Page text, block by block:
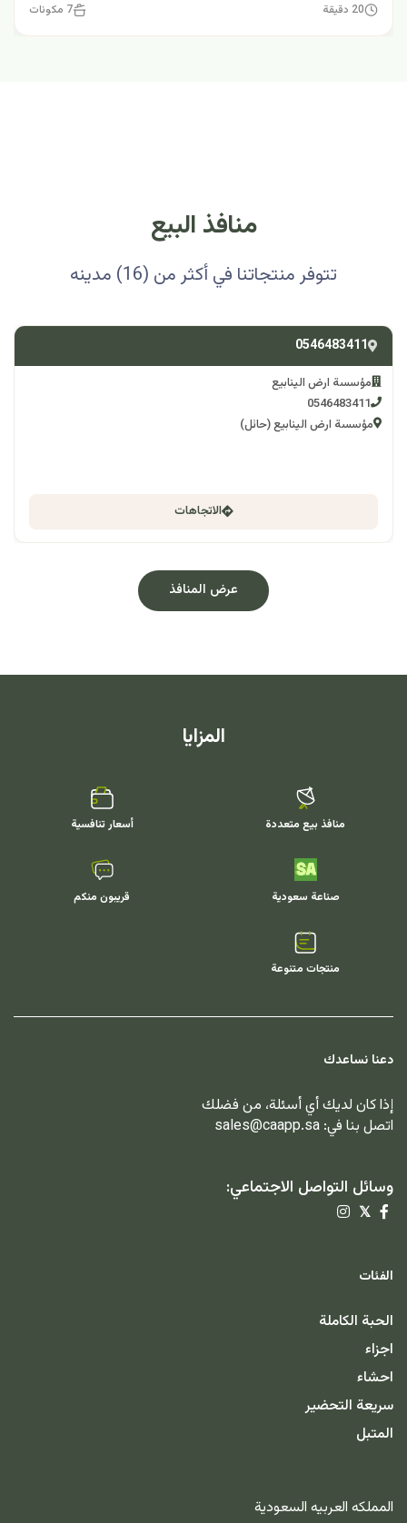
20 دقيقة 7 مكونات
منافذ البيع
تتوفر منتجاتنا في أكثر من (16) مدينه
0546483411
مؤسسة ارض الينابيع
0546483411
مؤسسة ارض الينابيع (حائل)
الاتجاهات
عرض المنافذ
المزايا
منافذ بيع متعددة أسعار تنافسية
صناعة سعودية قريبون منكم
منتجات متنوعة
دعنا نساعدك
إذا كان لديك أي أسئلة، من فضلك
اتصل بنا في: sales@caapp.sa
وسائل التواصل الاجتماعي:
𝕏
الفئات
الحبة الكاملة
اجزاء
احشاء
سريعة التحضير
المتبل
المملكه العربيه السعودية